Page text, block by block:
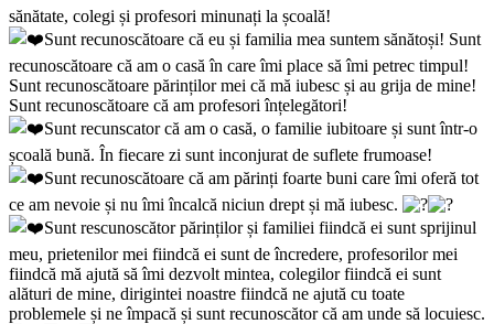
sănătate, colegi și profesori minunați la școală!
Sunt recunoscătoare că eu și familia mea suntem sănătoși! Sunt
recunoscătoare că am o casă în care îmi place să îmi petrec timpul!
Sunt recunoscătoare părinților mei că mă iubesc și au grija de mine!
Sunt recunoscătoare că am profesori înțelegători!
Sunt recunscator că am o casă, o familie iubitoare și sunt într-o
școală bună. În fiecare zi sunt inconjurat de suflete frumoase!
Sunt recunoscătoare că am părinți foarte buni care îmi oferă tot
ce am nevoie și nu îmi încalcă niciun drept și mă iubesc.
Sunt rescunoscător părinților și familiei fiindcă ei sunt sprijinul
meu, prietenilor mei fiindcă ei sunt de încredere, profesorilor mei
fiindcă mă ajută să îmi dezvolt mintea, colegilor fiindcă ei sunt
alături de mine, dirigintei noastre fiindcă ne ajută cu toate
problemele și ne împacă și sunt recunoscător că am unde să locuiesc.